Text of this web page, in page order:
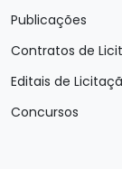
Publicações
Contratos de
Editais de
Concursos